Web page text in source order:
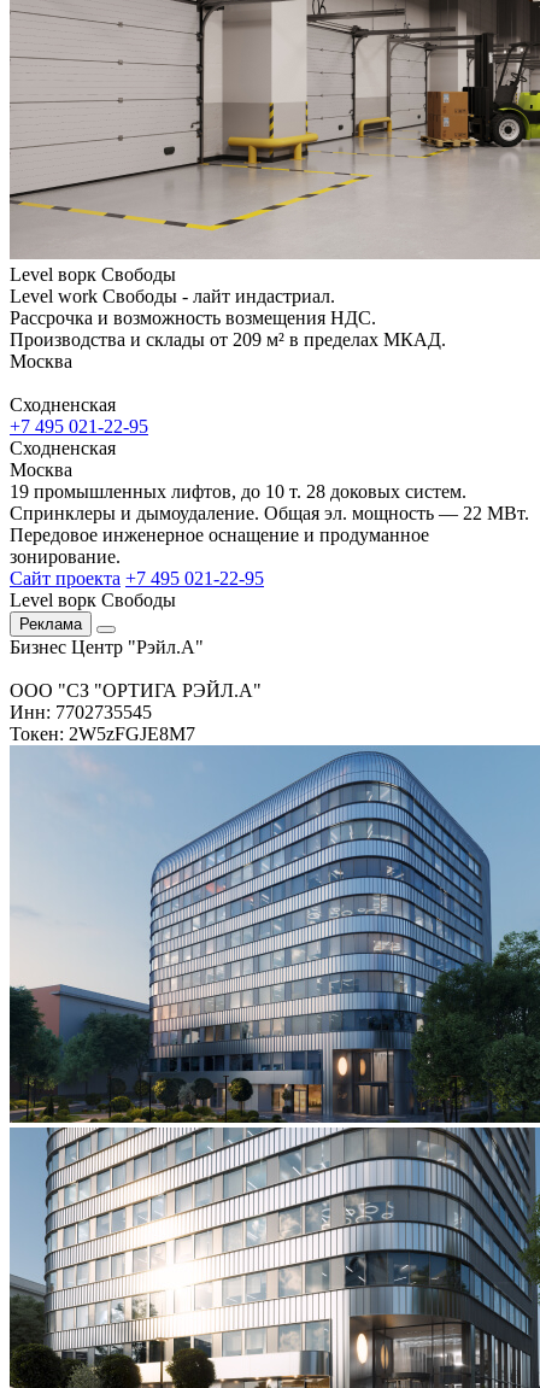
Level ворк Свободы
Level work Свободы - лайт индастриал.
Рассрочка и возможность возмещения НДС.
Производства и склады от 209 м² в пределах МКАД.
Москва
Сходненская
+7 495 021-22-95
Сходненская
Москва
19 промышленных лифтов, до 10 т. 28 доковых систем.
Спринклеры и дымоудаление. Общая эл. мощность — 22 МВт.
Передовое инженерное оснащение и продуманное
зонирование.
Сайт проекта +7 495 021-22-95
Level ворк Свободы
Реклама
Бизнес Центр "Рэйл.А"
ООО "СЗ "ОРТИГА РЭЙЛ.А"
Инн: 7702735545
Токен: 2W5zFGJE8M7